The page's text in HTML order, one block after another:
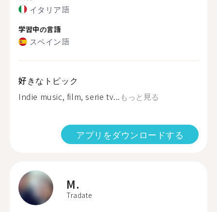
イタリア語
学習中の言語
スペイン語
好きなトピック
Indie music, film, serie tv... もっと見る
アプリをダウンロードする
M.
Tradate